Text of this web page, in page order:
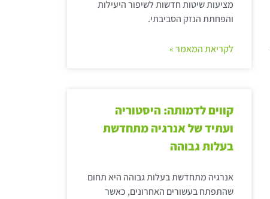
מציעות שיטות חדשות לשיפור היעילות
והפחתת הנזק הסביבתי.
לקריאת המאמר »
קווים לדמותה: היסטוריה
ועתיד של אנרגיה מתחדשת
בעלות גבוהה
אנרגיה מתחדשת בעלות גבוהה היא תחום
שהתפתח בעשורים האחרונים, כאשר